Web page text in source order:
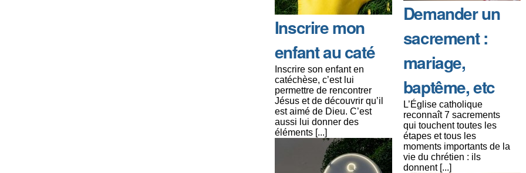
Inscrire mon
enfant au caté
Inscrire son enfant en
catéchèse, c’est lui
permettre de rencontrer
Jésus et de découvrir qu’il
est aimé de Dieu. C’est
aussi lui donner des
éléments [...]
Demander un
sacrement :
mariage,
baptême, etc
L’Église catholique
reconnaît 7 sacrements
qui touchent toutes les
étapes et tous les
moments importants de la
vie du chrétien : ils
donnent [...]